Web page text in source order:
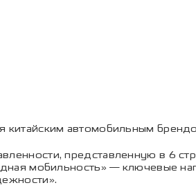
китайским автомобильным
представленную в 6
мобильность» — ключевые